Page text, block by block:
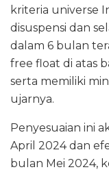
kriteria universe
disuspensi dan
dalam 6 bulan
free float di atas
serta memiliki
ujarnya.
Penyesuaian ini
April 2024 dan
bulan Mei 2024,